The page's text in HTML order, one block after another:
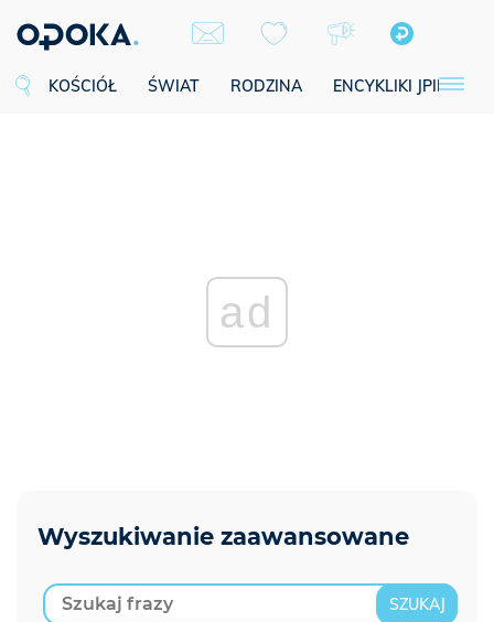
KOŚCIÓŁ ŚWIAT RODZINA ENCYKLIKI JPII
ad